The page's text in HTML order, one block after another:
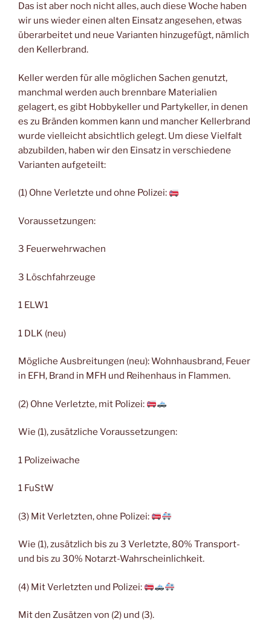
Das ist aber noch nicht alles, auch diese Woche haben
wir uns wieder einen alten Einsatz angesehen, etwas
überarbeitet und neue Varianten hinzugefügt, nämlich
den Kellerbrand.
Keller werden für alle möglichen Sachen genutzt,
manchmal werden auch brennbare Materialien
gelagert, es gibt Hobbykeller und Partykeller, in denen
es zu Bränden kommen kann und mancher Kellerbrand
wurde vielleicht absichtlich gelegt. Um diese Vielfalt
abzubilden, haben wir den Einsatz in verschiedene
Varianten aufgeteilt:
(1) Ohne Verletzte und ohne Polizei:
Voraussetzungen:
3 Feuerwehrwachen
3 Löschfahrzeuge
1 ELW1
1 DLK (neu)
Mögliche Ausbreitungen (neu): Wohnhausbrand, Feuer
in EFH, Brand in MFH und Reihenhaus in Flammen.
(2) Ohne Verletzte, mit Polizei:
Wie (1), zusätzliche Voraussetzungen:
1 Polizeiwache
1 FuStW
(3) Mit Verletzten, ohne Polizei:
Wie (1), zusätzlich bis zu 3 Verletzte, 80% Transport-
und bis zu 30% Notarzt-Wahrscheinlichkeit.
(4) Mit Verletzten und Polizei:
Mit den Zusätzen von (2) und (3).